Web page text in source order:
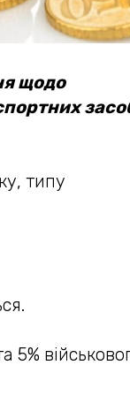
щодо
типу
5%